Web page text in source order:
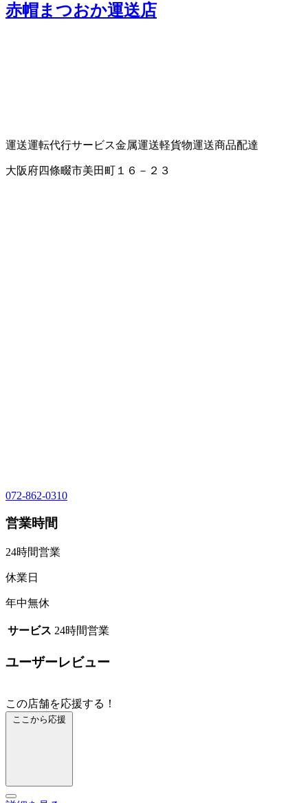
赤帽まつおか運送店
運送運転代行サービス金属運送軽貨物運送商品配達
大阪府四條畷市美田町１６－２３
072-862-0310
営業時間
24時間営業
休業日
年中無休
サービス 24時間営業
ユーザーレビュー
この店舗を応援する！
ここから応援